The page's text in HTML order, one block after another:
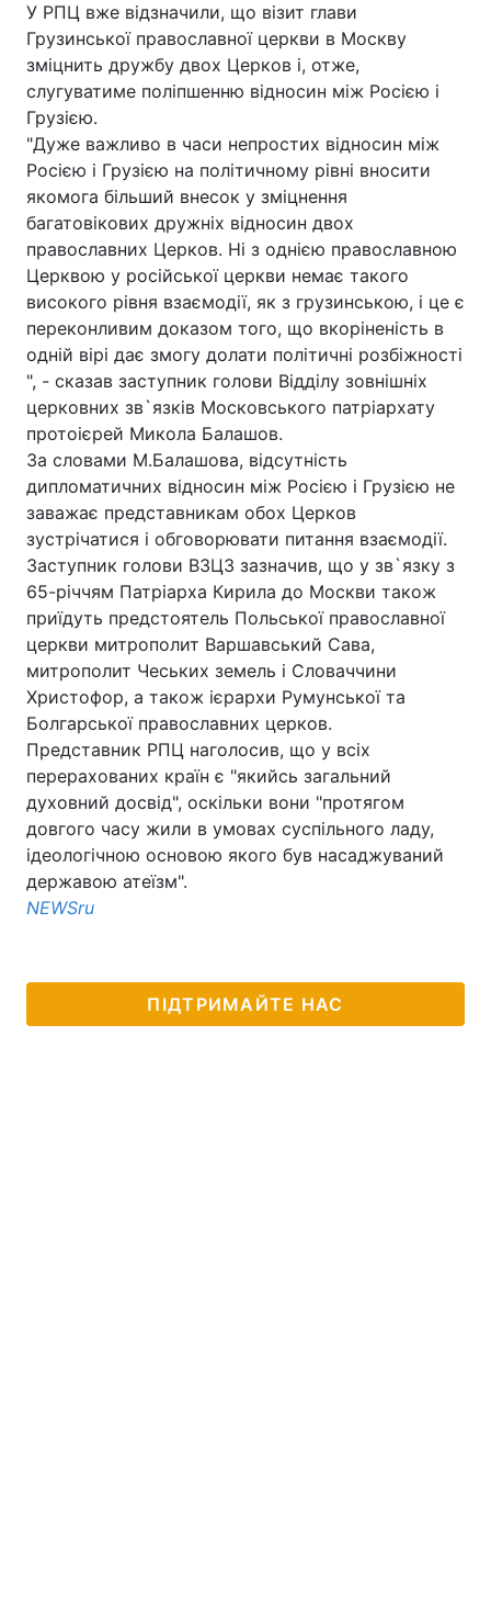
Здоров'я
Цікавинки Погода
Екологія
Лонгріди
Відео з Youtube
Інтерв'ю Думки
Архів Вакансії
Контакти
Послуги
Тема оформлення
У РПЦ вже відзначили, що візит глави
Грузинської православної церкви в Москву
зміцнить дружбу двох Церков і, отже,
слугуватиме поліпшенню відносин між Росією і
Грузією.
"Дуже важливо в часи непростих відносин між
Росією і Грузією на політичному рівні вносити
якомога більший внесок у зміцнення
багатовікових дружніх відносин двох
православних Церков. Ні з однією православною
Церквою у російської церкви немає такого
високого рівня взаємодії, як з грузинською, і це є
переконливим доказом того, що вкоріненість в
одній вірі дає змогу долати політичні розбіжності
", - сказав заступник голови Відділу зовнішніх
церковних зв`язків Московського патріархату
протоієрей Микола Балашов.
За словами М.Балашова, відсутність
дипломатичних відносин між Росією і Грузією не
заважає представникам обох Церков
зустрічатися і обговорювати питання взаємодії.
Заступник голови ВЗЦЗ зазначив, що у зв`язку з
65-річчям Патріарха Кирила до Москви також
приїдуть предстоятель Польської православної
церкви митрополит Варшавський Сава,
митрополит Чеських земель і Словаччини
Христофор, а також ієрархи Румунської та
Болгарської православних церков.
Представник РПЦ наголосив, що у всіх
перерахованих країн є "якийсь загальний
духовний досвід", оскільки вони "протягом
довгого часу жили в умовах суспільного ладу,
ідеологічною основою якого був насаджуваний
державою атеїзм".
NEWSru
ПІДТРИМАЙТЕ НАС